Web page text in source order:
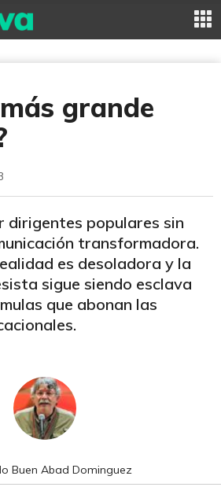
grande
dirigentes populares sin
transformadora.
es desoladora y la
sigue siendo esclava
que abonan las
Buen Abad Dominguez